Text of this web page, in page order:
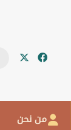
فيسبوك
من نحن